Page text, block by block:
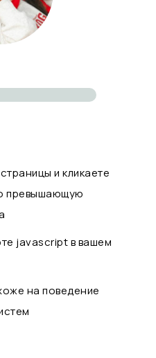
и кликаете
превышающую
javascript в вашем
на поведение